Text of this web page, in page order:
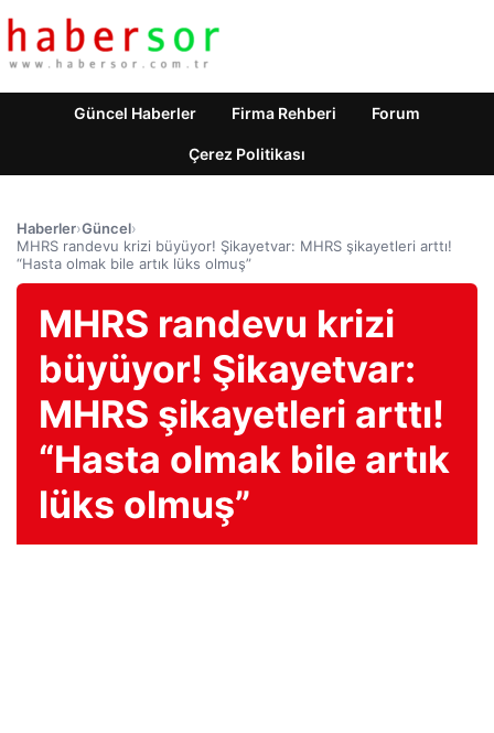
Güncel Haberler Firma Rehberi Forum
Çerez Politikası
Haberler›Güncel›
MHRS randevu krizi büyüyor! Şikayetvar: MHRS şikayetleri arttı!
“Hasta olmak bile artık lüks olmuş”
MHRS randevu krizi
büyüyor! Şikayetvar:
MHRS şikayetleri arttı!
“Hasta olmak bile artık
lüks olmuş”